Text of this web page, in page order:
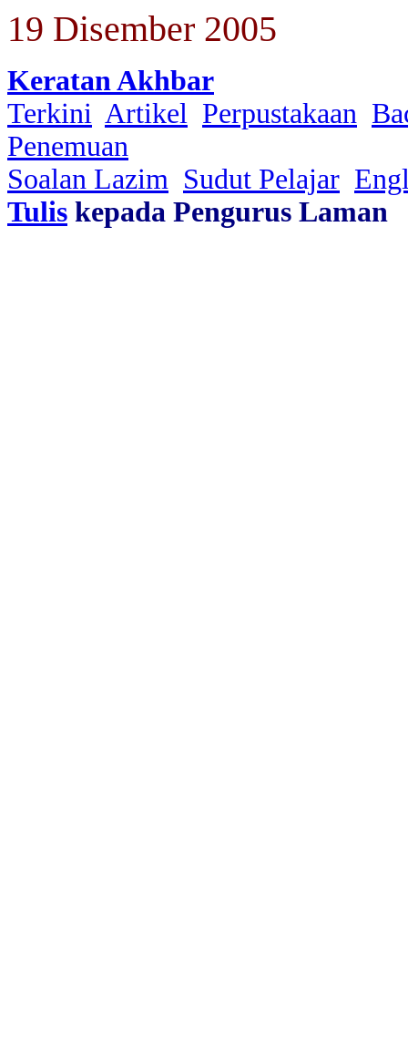
19 Disember 2005
Keratan Akhbar
Terkini Artikel Perpustakaan
Penemuan
Soalan Lazim Sudut Pelajar
Tulis kepada Pengurus Laman